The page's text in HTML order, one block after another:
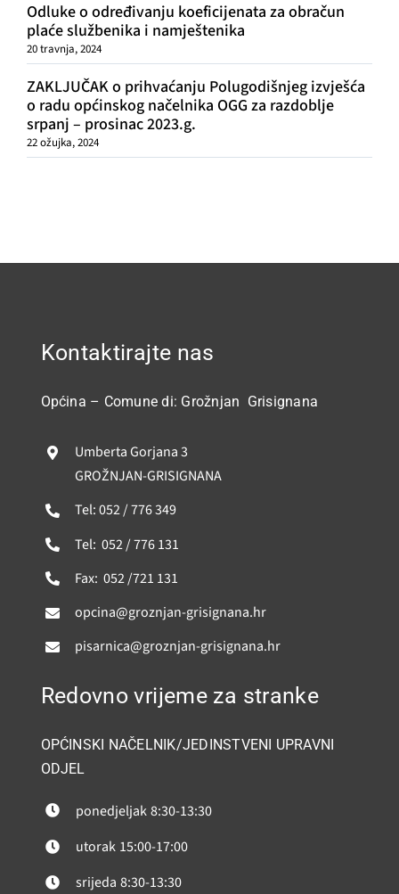
Odluke o određivanju koeficijenata za obračun
plaće službenika i namještenika
20 travnja, 2024
ZAKLJUČAK o prihvaćanju Polugodišnjeg izvješća
o radu općinskog načelnika OGG za razdoblje
srpanj – prosinac 2023.g.
22 ožujka, 2024
Kontaktirajte nas
Općina – Comune di: Grožnjan Grisignana
Umberta Gorjana 3
GROŽNJAN-GRISIGNANA
Tel: 052 / 776 349
Tel: 052 / 776 131
Fax: 052 /721 131
opcina@groznjan-grisignana.hr
pisarnica@groznjan-grisignana.hr
Redovno vrijeme za stranke
OPĆINSKI NAČELNIK/JEDINSTVENI UPRAVNI
ODJEL
ponedjeljak8:30-13:30
utorak 15:00-17:00
srijeda 8:30-13:30